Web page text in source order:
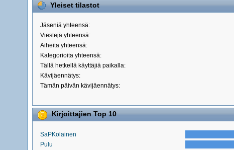
Yleiset tilastot
Jäseniä yhteensä:
Viestejä yhteensä:
Aiheita yhteensä:
Kategorioita yhteensä:
Tällä hetkellä käyttäjiä paikalla:
Kävijäennätys:
Tämän päivän kävijäennätys:
Kirjoittajien Top 10
SaPKolainen
Pulu